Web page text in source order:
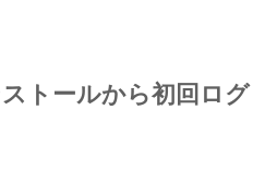
トールから初回ログ